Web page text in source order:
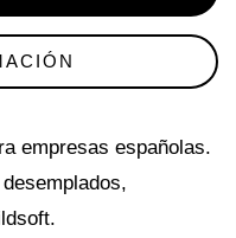
empresas españolas.